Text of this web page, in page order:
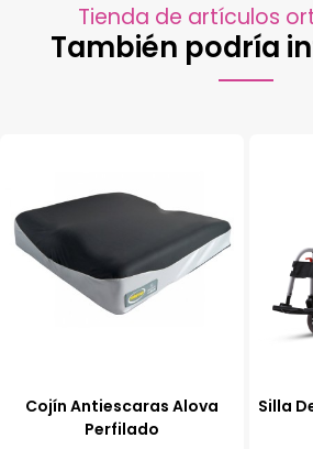
Tienda de artículos
También podría
Cojín Antiescaras Alova
Perfilado
Silla